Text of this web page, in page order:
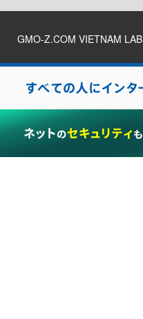
GMO-Z.COM VIETNAM
2026